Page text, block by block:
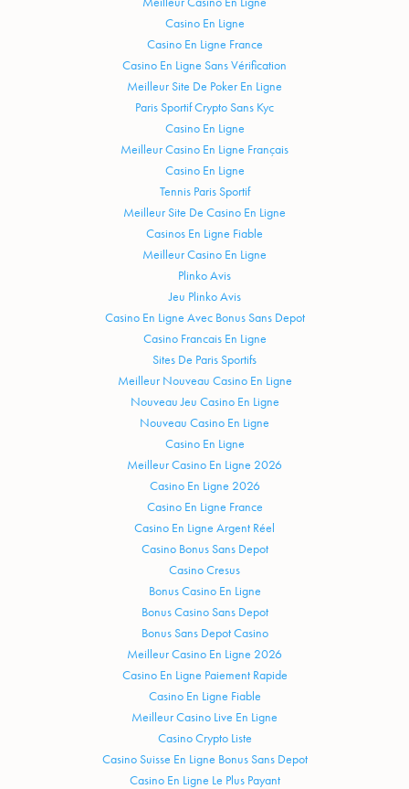
Casino En Ligne
Casino En Ligne France
Casino En Ligne Sans Vérification
Meilleur Site De Poker En Ligne
Paris Sportif Crypto Sans Kyc
Casino En Ligne
Meilleur Casino En Ligne Français
Casino En Ligne
Tennis Paris Sportif
Meilleur Site De Casino En Ligne
Casinos En Ligne Fiable
Meilleur Casino En Ligne
Plinko Avis
Jeu Plinko Avis
Casino En Ligne Avec Bonus Sans Depot
Casino Francais En Ligne
Sites De Paris Sportifs
Meilleur Nouveau Casino En Ligne
Nouveau Jeu Casino En Ligne
Nouveau Casino En Ligne
Casino En Ligne
Meilleur Casino En Ligne 2026
Casino En Ligne 2026
Casino En Ligne France
Casino En Ligne Argent Réel
Casino Bonus Sans Depot
Casino Cresus
Bonus Casino En Ligne
Bonus Casino Sans Depot
Bonus Sans Depot Casino
Meilleur Casino En Ligne 2026
Casino En Ligne Paiement Rapide
Casino En Ligne Fiable
Meilleur Casino Live En Ligne
Casino Crypto Liste
Casino Suisse En Ligne Bonus Sans Depot
Casino En Ligne Le Plus Payant